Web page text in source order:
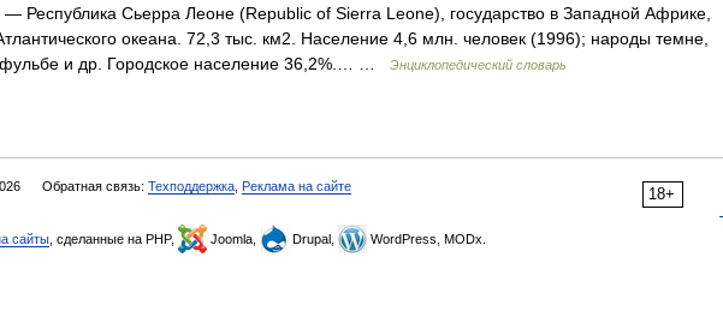
— Республика Сьерра Леоне (Republic of Sierra Leone), государство в Западной Африке,
океана. 72,3 тыс. км2. Население 4,6 млн. человек (1996); народы темне,
и др. Городское население 36,2%.… …
Энциклопедический словарь
18+
Обратная связь: Техподдержка Реклама на сайте
сайты , сделанные на PHP, Joomla, Drupal, WordPress, MODx.